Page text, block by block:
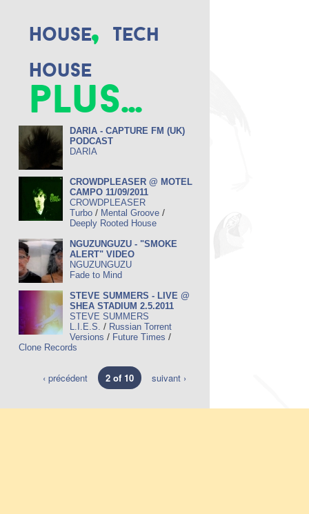
House, Tech
House
plus...
DARIA - CAPTURE FM (UK)
PODCAST
DARIA
CROWDPLEASER @ MOTEL
CAMPO 11/09/2011
CROWDPLEASER
Turbo / Mental Groove /
Deeply Rooted House
NGUZUNGUZU - "SMOKE
ALERT" VIDEO
NGUZUNGUZU
Fade to Mind
STEVE SUMMERS - LIVE @
SHEA STADIUM 2.5.2011
STEVE SUMMERS
L.I.E.S. / Russian Torrent
Versions / Future Times /
Clone Records
‹ précédent 2 of 10 suivant ›